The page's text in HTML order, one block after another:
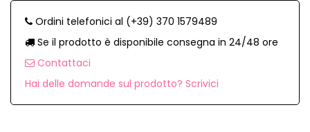
Ordini telefonici al (+39) 370 1579489
Se il prodotto è disponibile consegna in 24/48 ore
Contattaci
Hai delle domande sul prodotto? Scrivici